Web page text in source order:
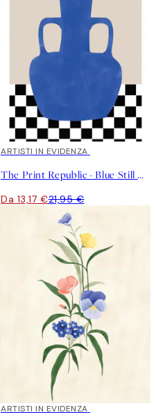
40%*
ARTISTI IN EVIDENZA
The Print Republic - Blue Still Life Poster No2 Poster
Da 13,17 €21,95 €
40%*
ARTISTI IN EVIDENZA